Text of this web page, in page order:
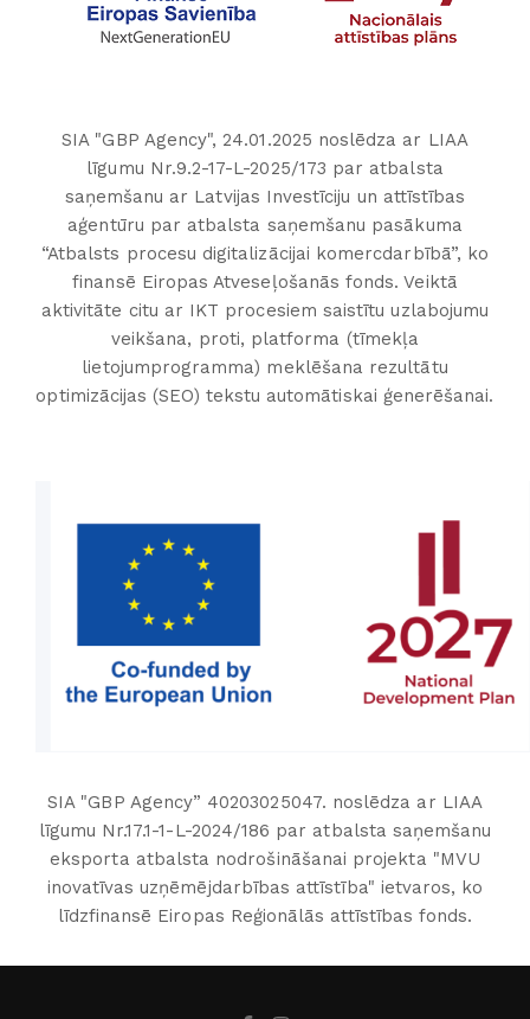
SIA "GBP Agency", 24.01.2025 noslēdza ar LIAA
līgumu Nr.9.2-17-L-2025/173 par atbalsta
saņemšanu ar Latvijas Investīciju un attīstības
aģentūru par atbalsta saņemšanu pasākuma
“Atbalsts procesu digitalizācijai komercdarbībā”, ko
finansē Eiropas Atveseļošanās fonds. Veiktā
aktivitāte citu ar IKT procesiem saistītu uzlabojumu
veikšana, proti, platforma (tīmekļa
lietojumprogramma) meklēšana rezultātu
optimizācijas (SEO) tekstu automātiskai ģenerēšanai.
SIA "GBP Agency” 40203025047. noslēdza ar LIAA
līgumu Nr.17.1-1-L-2024/186 par atbalsta saņemšanu
eksporta atbalsta nodrošināšanai projekta "MVU
inovatīvas uzņēmējdarbības attīstība" ietvaros, ko
līdzfinansē Eiropas Reģionālās attīstības fonds.